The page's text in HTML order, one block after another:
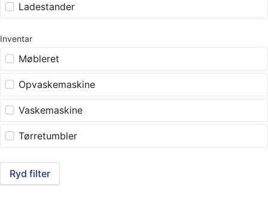
Ladestander
Inventar
Møbleret
Opvaskemaskine
Vaskemaskine
Tørretumbler
Ryd filter